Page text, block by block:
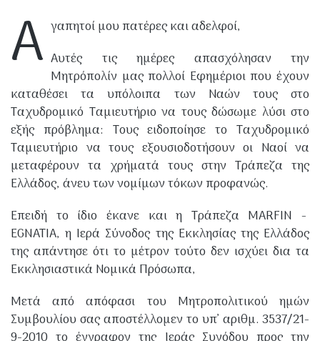
- Λασιώνος -
- Λεχαινών
Ωλένης
Α γαπητοί μου πατέρες και αδελφοί,
Αυτές τις ημέρες απασχόλησαν την
Μητρόπολίν μας πολλοί Εφημέριοι που έχουν
καταθέσει τα υπόλοιπα των Ναών τους στο
Ταχυδρομικό Ταμιευτήριο να τους δώσωμε λύσι στο
εξής πρόβλημα: Τους ειδοποίησε το Ταχυδρομικό
Ταμιευτήριο να τους εξουσιοδοτήσουν οι Ναοί να
μεταφέρουν τα χρήματά τους στην Τράπεζα της
Ελλάδος, άνευ των νομίμων τόκων προφανώς.
Επειδή το ίδιο έκανε και η Τράπεζα MARFIN -
EGNATIA, η Ιερά Σύνοδος της Εκκλησίας της Ελλάδος
της απάντησε ότι το μέτρον τούτο δεν ισχύει δια τα
Εκκλησιαστικά Νομικά Πρόσωπα,
Μετά από απόφασι του Μητροπολιτικού ημών
Συμβουλίου σας αποστέλλομεν το υπ’ αριθμ. 3537/21-